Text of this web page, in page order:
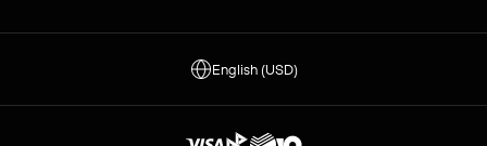
English (USD)